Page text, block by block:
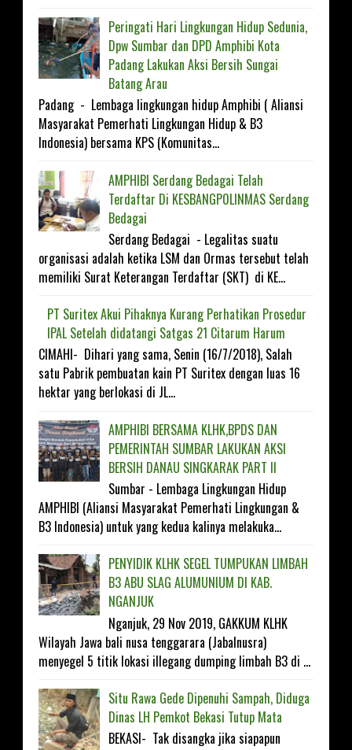
Peringati Hari Lingkungan Hidup Sedunia,
Dpw Sumbar dan DPD Amphibi Kota
Padang Lakukan Aksi Bersih Sungai
Batang Arau
Padang - Lembaga lingkungan hidup Amphibi ( Aliansi
Masyarakat Pemerhati Lingkungan Hidup & B3
Indonesia) bersama KPS (Komunitas...
AMPHIBI Serdang Bedagai Telah
Terdaftar Di KESBANGP0LINMAS Serdang
Bedagai
Serdang Bedagai - Legalitas suatu
organisasi adalah ketika LSM dan Ormas tersebut telah
memiliki Surat Keterangan Terdaftar (SKT) di KE...
PT Suritex Akui Pihaknya Kurang Perhatikan Prosedur
IPAL Setelah didatangi Satgas 21 Citarum Harum
CIMAHI- Dihari yang sama, Senin (16/7/2018), Salah
satu Pabrik pembuatan kain PT Suritex dengan luas 16
hektar yang berlokasi di JL...
AMPHIBI BERSAMA KLHK,BPDS DAN
PEMERINTAH SUMBAR LAKUKAN AKSI
BERSIH DANAU SINGKARAK PART II
Sumbar - Lembaga Lingkungan Hidup
AMPHIBI (Aliansi Masyarakat Pemerhati Lingkungan &
B3 Indonesia) untuk yang kedua kalinya melakuka...
PENYIDIK KLHK SEGEL TUMPUKAN LIMBAH
B3 ABU SLAG ALUMUNIUM DI KAB.
NGANJUK
Nganjuk, 29 Nov 2019, GAKKUM KLHK
Wilayah Jawa bali nusa tenggarara (Jabalnusra)
menyegel 5 titik lokasi illegang dumping limbah B3 di ...
Situ Rawa Gede Dipenuhi Sampah, Diduga
Dinas LH Pemkot Bekasi Tutup Mata
BEKASI- Tak disangka jika siapapun